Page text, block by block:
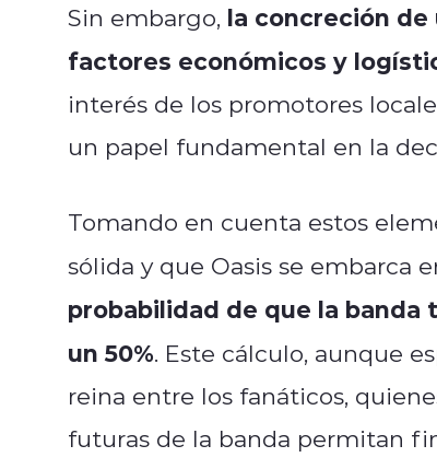
Sin embargo, la concreción
factores económicos y
interés de los promotores
un papel fundamental en la
Tomando en cuenta estos
sólida y que Oasis se embarca
probabilidad de que la banda
un 50%. Este cálculo, aunque
reina entre los fanáticos,
futuras de la banda permitan